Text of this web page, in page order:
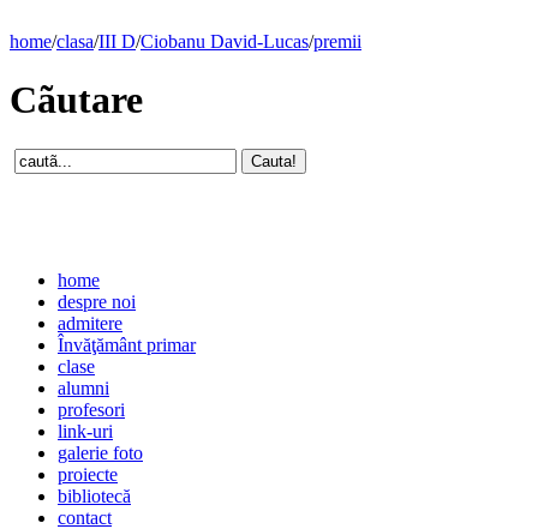
home/clasa/III D/Ciobanu David-Lucas/premii
Cãutare
home
despre noi
admitere
Învăţământ primar
clase
alumni
profesori
link-uri
galerie foto
proiecte
bibliotecă
contact